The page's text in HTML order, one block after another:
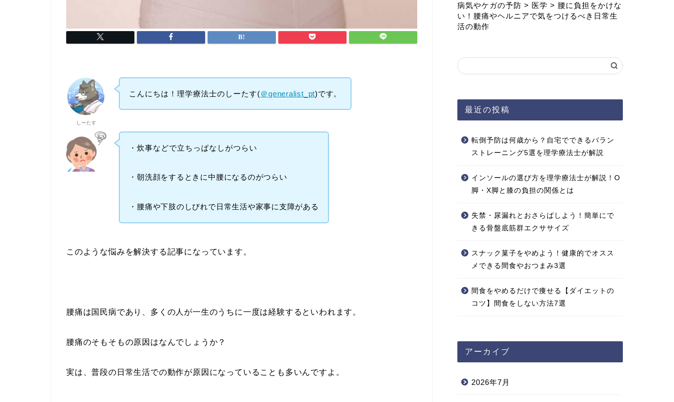
しーたす
こんにちは！理学療法士のしーたす(＠generalist_pt)です。
・炊事などで立ちっぱなしがつらい
・朝洗顔をするときに中腰になるのがつらい
・腰痛や下肢のしびれで日常生活や家事に支障がある
このような悩みを解決する記事になっています。
腰痛は国民病であり、多くの人が一生のうちに一度は経験するといわれます。
腰痛のそもそもの原因はなんでしょうか？
実は、普段の日常生活での動作が原因になっていることも多いんですよ。
病気やケガの予防 > 医学 > 腰に負担をかけな
い！腰痛やヘルニアで気をつけるべき日常生
活の動作
最近の投稿
転倒予防は何歳から？自宅でできるバラン
ストレーニング5選を理学療法士が解説
インソールの選び方を理学療法士が解説！O
脚・X脚と膝の負担の関係とは
失禁・尿漏れとおさらばしよう！簡単にで
きる骨盤底筋群エクササイズ
スナック菓子をやめよう！健康的でオスス
メできる間食やおつまみ3選
間食をやめるだけで痩せる【ダイエットの
コツ】間食をしない方法7選
アーカイブ
2026年7月